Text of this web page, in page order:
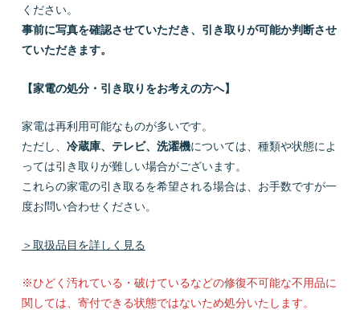
ください。
事前に写真を確認させていただき、引き取りが可能か判断させ
ていただきます。
【家電の処分・引き取りをお考えの方へ】
家電は再利用可能なものが多いです。
ただし、 冷蔵庫、テレビ、洗濯機については、種類や状態によ
っては引き取りが難しい場合がございます。
これらの家電の引き取るを希望される場合は、お手数ですが一
度お問い合わせください。
＞取扱品目を詳しく見る
※ひどく汚れている・破けているなどの修復不可能な不用品に
関しては、寄付できる状態ではないため処分いたします。